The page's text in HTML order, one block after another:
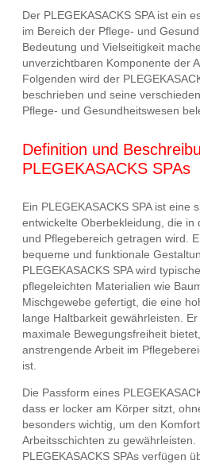
Der PLEGEKASACKS SPA ist ein
im Bereich der Pflege- und
Bedeutung und Vielseitigkeit
unverzichtbaren Komponente der
Folgenden wird der
beschrieben und seine
Pflege- und Gesundheitswesen
Definition und
PLEGEKASACKS SPAs
Ein PLEGEKASACKS SPA ist eine
entwickelte Oberbekleidung, die in
und Pflegebereich getragen wird.
bequeme und funktionale
PLEGEKASACKS SPA wird
pflegeleichten Materialien wie
Mischgewebe gefertigt, die eine
lange Haltbarkeit gewährleisten.
maximale Bewegungsfreiheit
anstrengende Arbeit im
ist.
Die Passform eines
dass er locker am Körper sitzt,
besonders wichtig, um den
Arbeitsschichten zu gewährleisten.
PLEGEKASACKS SPAs verfügen